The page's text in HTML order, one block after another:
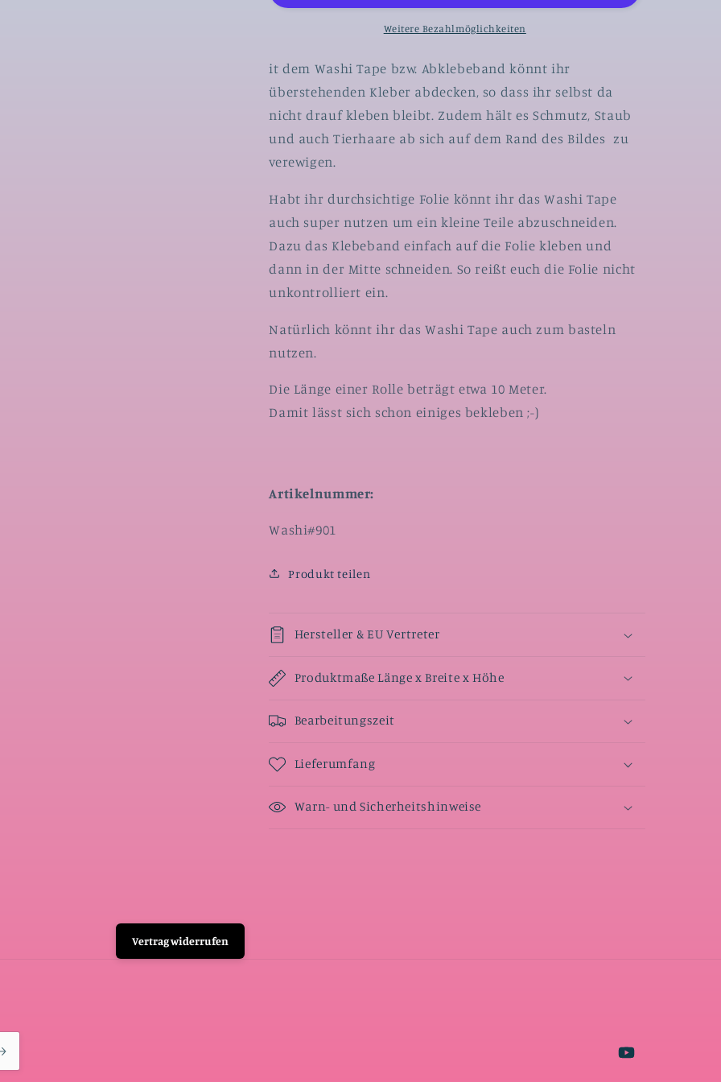
m
-
m
-
Wale
Weitere Bezahlmöglichkeiten
it dem Washi Tape bzw. Abklebeband könnt ihr
überstehenden Kleber abdecken, so dass ihr selbst da
nicht drauf kleben bleibt. Zudem hält es Schmutz, Staub
und auch Tierhaare ab sich auf dem Rand des Bildes zu
verewigen.
Habt ihr durchsichtige Folie könnt ihr das Washi Tape
auch super nutzen um ein kleine Teile abzuschneiden.
Dazu das Klebeband einfach auf die Folie kleben und
dann in der Mitte schneiden. So reißt euch die Folie nicht
unkontrolliert ein.
Natürlich könnt ihr das Washi Tape auch zum basteln
nutzen.
Die Länge einer Rolle beträgt etwa 10 Meter.
Damit lässt sich schon einiges bekleben ;-)
Artikelnummer:
SKU:
Washi#901
Produkt teilen
Hersteller & EU Vertreter
Produktmaße Länge x Breite x Höhe
Bearbeitungszeit
Lieferumfang
Warn- und Sicherheitshinweise
Vertrag widerrufen
YouTube